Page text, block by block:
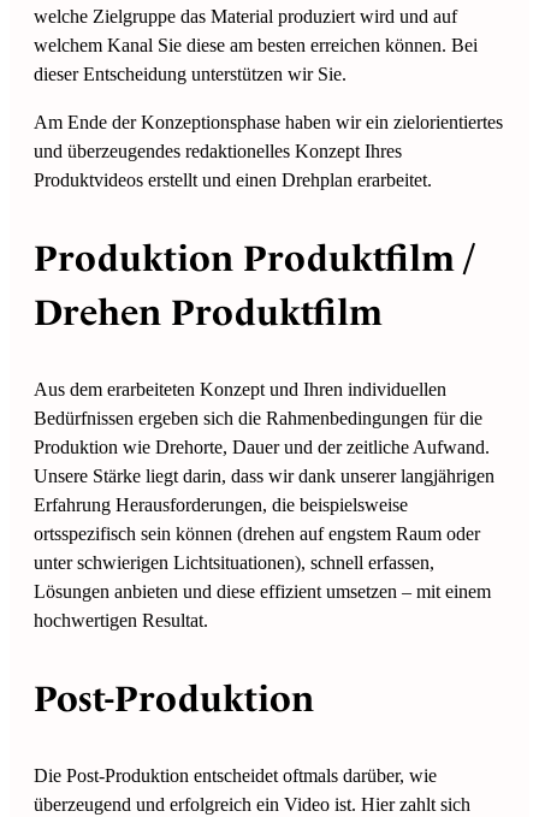
welche Zielgruppe das Material produziert wird und auf
welchem Kanal Sie diese am besten erreichen können. Bei
dieser Entscheidung unterstützen wir Sie.
Am Ende der Konzeptionsphase haben wir ein zielorientiertes
und überzeugendes redaktionelles Konzept Ihres
Produktvideos erstellt und einen Drehplan erarbeitet.
Produktion Produktfilm /
Drehen Produktfilm
Aus dem erarbeiteten Konzept und Ihren individuellen
Bedürfnissen ergeben sich die Rahmenbedingungen für die
Produktion wie Drehorte, Dauer und der zeitliche Aufwand.
Unsere Stärke liegt darin, dass wir dank unserer langjährigen
Erfahrung Herausforderungen, die beispielsweise
ortsspezifisch sein können (drehen auf engstem Raum oder
unter schwierigen Lichtsituationen), schnell erfassen,
Lösungen anbieten und diese effizient umsetzen – mit einem
hochwertigen Resultat.
Post-Produktion
Die Post-Produktion entscheidet oftmals darüber, wie
überzeugend und erfolgreich ein Video ist. Hier zahlt sich